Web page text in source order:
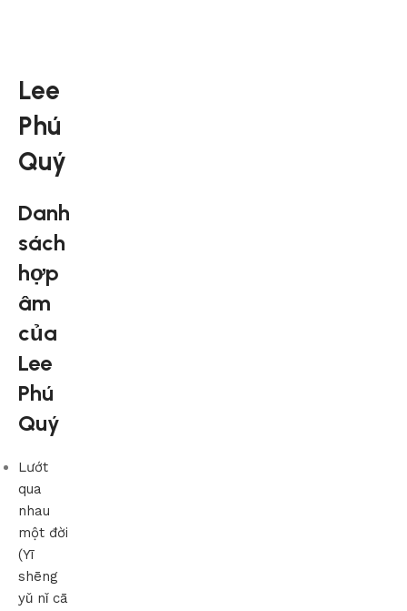
Lee
Phú
Quý
Danh
sách
hợp
âm
của
Lee
Phú
Quý
Lướt
qua
nhau
một đời
(Yī
shēng
yǔ nǐ cā